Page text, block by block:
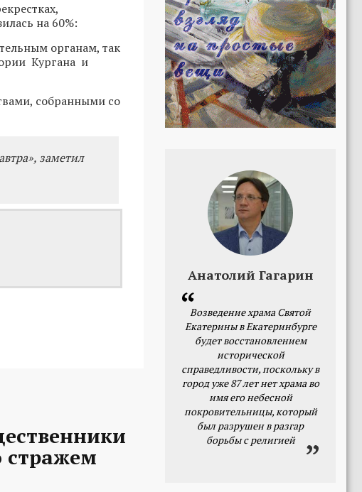
на 60%:
органам, так
Кургана и
собранными со
заметил
стражем
Анатолий Гагарин
Возведение храма Святой
Екатерины в Екатеринбурге
будет восстановлением
исторической
справедливости, поскольку в
город уже 87 лет нет храма во
имя его небесной
покровительницы, который
был разрушен в разгар
борьбы с религией